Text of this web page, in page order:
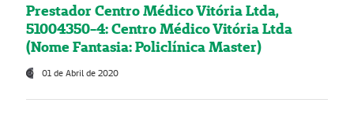
Prestador Centro Médico Vitória Ltda,
51004350-4: Centro Médico Vitória Ltda
(Nome Fantasia: Policlínica Master)
01 de Abril de 2020